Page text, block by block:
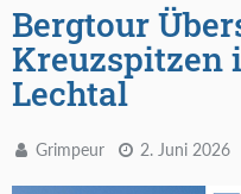
Bergtour
Kreuzspitzen
Lechtal
Grimpeur 2. Juni 2026